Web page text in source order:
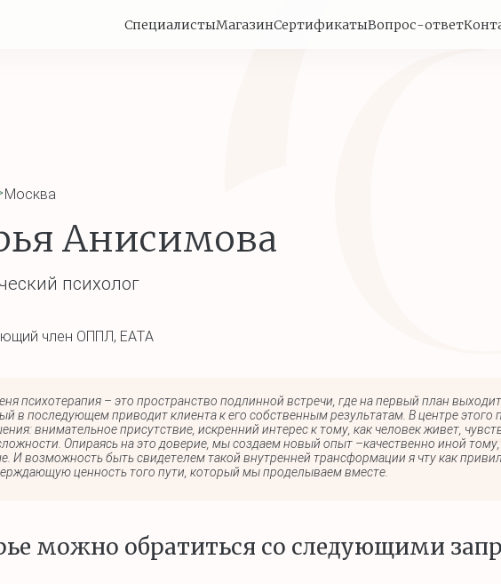
СпециалистыМагазинСертификатыВопрос-ответ
Москва
Анисимова
психолог
член ОППЛ, EATA
психотерапия – это пространство подлинной встречи, где на первый план
в последующем приводит клиента к его собственным результатам. В центре этого
внимательное присутствие, искренний интерес к тому, как человек живет,
Опираясь на это доверие, мы создаем новый опыт –качественно иной
И возможность быть свидетелем такой внутренней трансформации я чту как
ценность того пути, который мы проделываем вместе.
можно обратиться со следующими